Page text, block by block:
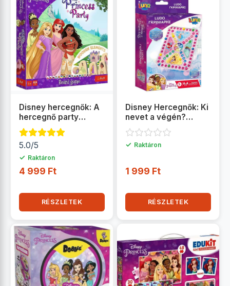
Disney hercegnők: A
hercegnő party
társasjáték - Trefl
5.0/5
✓ Raktáron
4 999 Ft
RÉSZLETEK
Disney Hercegnők: Ki
nevet a végén?
társasjáték
✓ Raktáron
1 999 Ft
RÉSZLETEK